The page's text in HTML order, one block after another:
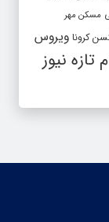
مسکن مهر
کرونا ویروس
تازه نیوز